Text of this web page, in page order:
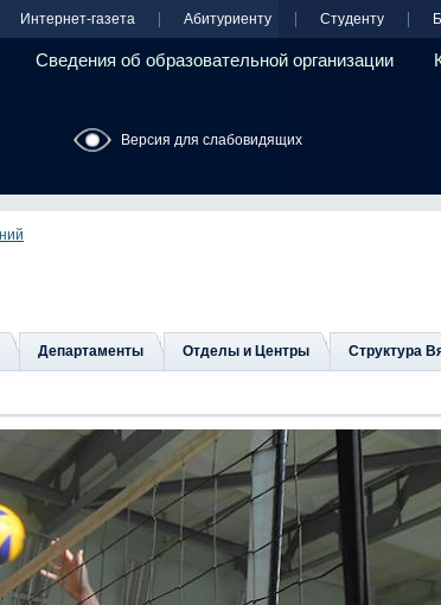
Интернет-газета Абитуриенту Студенту
Сведения об образовательной организации
Версия для слабовидящих
Департаменты Отделы и Центры Структура